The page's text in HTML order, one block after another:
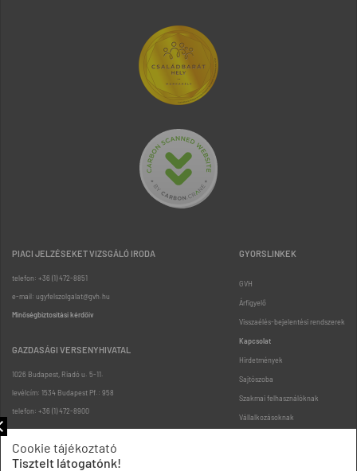
PIACI JELZÉSEKET VIZSGÁLÓ IRODA
telefon: +36 (1) 472-8851
e-mail: ugyfelszolgalat@gvh.hu
Minőségbiztosítási kérdőív
GAZDASÁGI VERSENYHIVATAL
1026 Budapest, Riadó u. 5-11.
levélcím: 1534 Budapest Pf.: 958
telefon: +36 (1) 472-8900
GYORSLINKEK
GVH
Árfigyelő
Visszaélés-bejelentési rendszerek
Kapcsolat
Hirdetmények
Sajtószoba
Szakmai felhasználóknak
Vállalkozásoknak
Cookie tájékoztató
Tisztelt látogatónk!